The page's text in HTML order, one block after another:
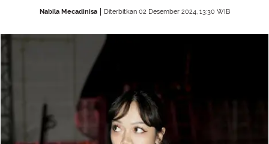
Nabila Mecadinisa Diterbitkan 02 Desember 2024, 13:30 WIB